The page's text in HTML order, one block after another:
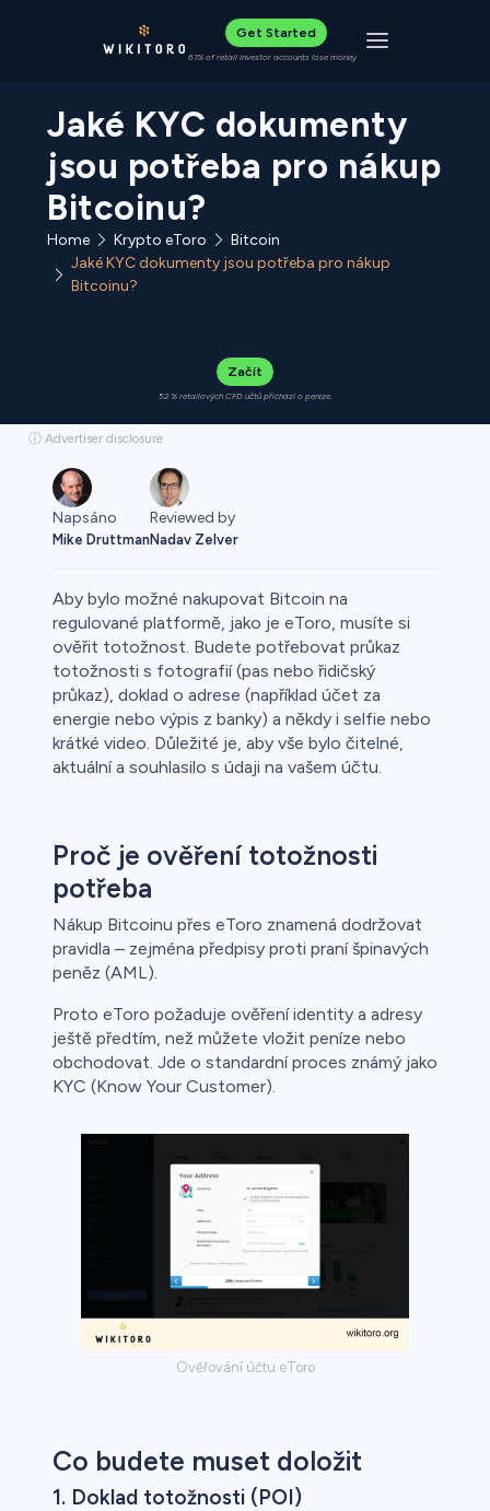
Get Started
61% of retail investor accounts lose money Toggle
Jaké KYC dokumenty
jsou potřeba pro nákup
Bitcoinu?
Home Krypto eToro
Bitcoin
Jaké KYC dokumenty jsou potřeba pro nákup
Bitcoinu?
Začít
52 % retailových CFD účtů přichází o peníze.
ⓘ Advertiser disclosure
Napsáno
Mike Druttman
Reviewed by
Nadav Zelver
Aby bylo možné nakupovat Bitcoin na
regulované platformě, jako je eToro, musíte si
ověřit totožnost. Budete potřebovat průkaz
totožnosti s fotografií (pas nebo řidičský
průkaz), doklad o adrese (například účet za
energie nebo výpis z banky) a někdy i selfie nebo
krátké video. Důležité je, aby vše bylo čitelné,
aktuální a souhlasilo s údaji na vašem účtu.
Proč je ověření totožnosti
potřeba
Nákup Bitcoinu přes eToro znamená dodržovat
pravidla – zejména předpisy proti praní špinavých
peněz (AML).
Proto eToro požaduje ověření identity a adresy
ještě předtím, než můžete vložit peníze nebo
obchodovat. Jde o standardní proces známý jako
KYC (Know Your Customer).
Ověřování účtu eToro
Co budete muset doložit
1. Doklad totožnosti (POI)
o